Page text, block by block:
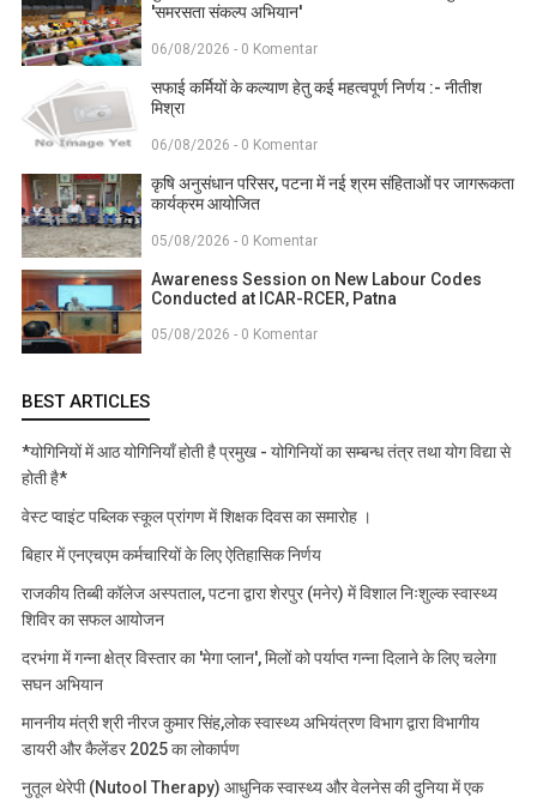
'समरसता संकल्प अभियान'
06/08/2026 - 0 Komentar
सफाई कर्मियों के कल्याण हेतु कई महत्वपूर्ण निर्णय :- नीतीश
मिश्रा
06/08/2026 - 0 Komentar
कृषि अनुसंधान परिसर, पटना में नई श्रम संहिताओं पर जागरूकता
कार्यक्रम आयोजित
05/08/2026 - 0 Komentar
Awareness Session on New Labour Codes
Conducted at ICAR-RCER, Patna
05/08/2026 - 0 Komentar
BEST ARTICLES
*योगिनियों में आठ योगिनियाँ होती है प्रमुख - योगिनियों का सम्बन्ध तंत्र तथा योग विद्या से
होती है*
वेस्ट प्वाइंट पब्लिक स्कूल प्रांगण में शिक्षक दिवस का समारोह ।
बिहार में एनएचएम कर्मचारियों के लिए ऐतिहासिक निर्णय
राजकीय तिब्बी कॉलेज अस्पताल, पटना द्वारा शेरपुर (मनेर) में विशाल निःशुल्क स्वास्थ्य
शिविर का सफल आयोजन
दरभंगा में गन्ना क्षेत्र विस्तार का 'मेगा प्लान', मिलों को पर्याप्त गन्ना दिलाने के लिए चलेगा
सघन अभियान
माननीय मंत्री श्री नीरज कुमार सिंह,लोक स्वास्थ्य अभियंत्रण विभाग द्वारा विभागीय
डायरी और कैलेंडर 2025 का लोकार्पण
नुतूल थेरेपी (Nutool Therapy) आधुनिक स्वास्थ्य और वेलनेस की दुनिया में एक